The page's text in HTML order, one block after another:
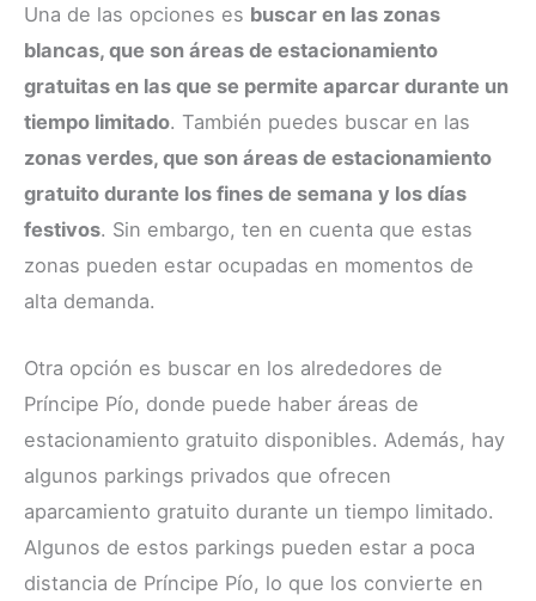
Una de las opciones es buscar en las zonas
blancas, que son áreas de estacionamiento
gratuitas en las que se permite aparcar durante un
tiempo limitado. También puedes buscar en las
zonas verdes, que son áreas de estacionamiento
gratuito durante los fines de semana y los días
festivos. Sin embargo, ten en cuenta que estas
zonas pueden estar ocupadas en momentos de
alta demanda.
Otra opción es buscar en los alrededores de
Príncipe Pío, donde puede haber áreas de
estacionamiento gratuito disponibles. Además, hay
algunos parkings privados que ofrecen
aparcamiento gratuito durante un tiempo limitado.
Algunos de estos parkings pueden estar a poca
distancia de Príncipe Pío, lo que los convierte en